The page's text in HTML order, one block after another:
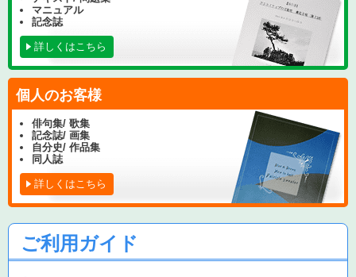
マニュアル
記念誌
詳しくはこちら
個人のお客様
俳句集/ 歌集
記念誌/ 画集
自分史/ 作品集
同人誌
詳しくはこちら
ご利用ガイド